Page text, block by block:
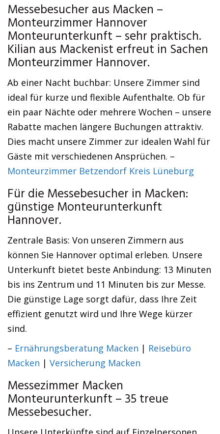
Messebesucher aus Macken –
Monteurzimmer Hannover
Monteurunterkunft – sehr praktisch.
Kilian aus Mackenist erfreut in Sachen
Monteurzimmer Hannover.
Ab einer Nacht buchbar: Unsere Zimmer sind
ideal für kurze und flexible Aufenthalte. Ob für
ein paar Nächte oder mehrere Wochen – unsere
Rabatte machen längere Buchungen attraktiv.
Dies macht unsere Zimmer zur idealen Wahl für
Gäste mit verschiedenen Ansprüchen. –
Monteurzimmer Betzendorf Kreis Lüneburg
Für die Messebesucher in Macken:
günstige Monteurunterkunft
Hannover.
Zentrale Basis: Von unseren Zimmern aus
können Sie Hannover optimal erleben. Unsere
Unterkunft bietet beste Anbindung: 13 Minuten
bis ins Zentrum und 11 Minuten bis zur Messe.
Die günstige Lage sorgt dafür, dass Ihre Zeit
effizient genutzt wird und Ihre Wege kürzer
sind.
– Ernährungsberatung Macken | Reisebüro
Macken | Versicherung Macken
Messezimmer Macken
Monteurunterkunft – 35 treue
Messebesucher.